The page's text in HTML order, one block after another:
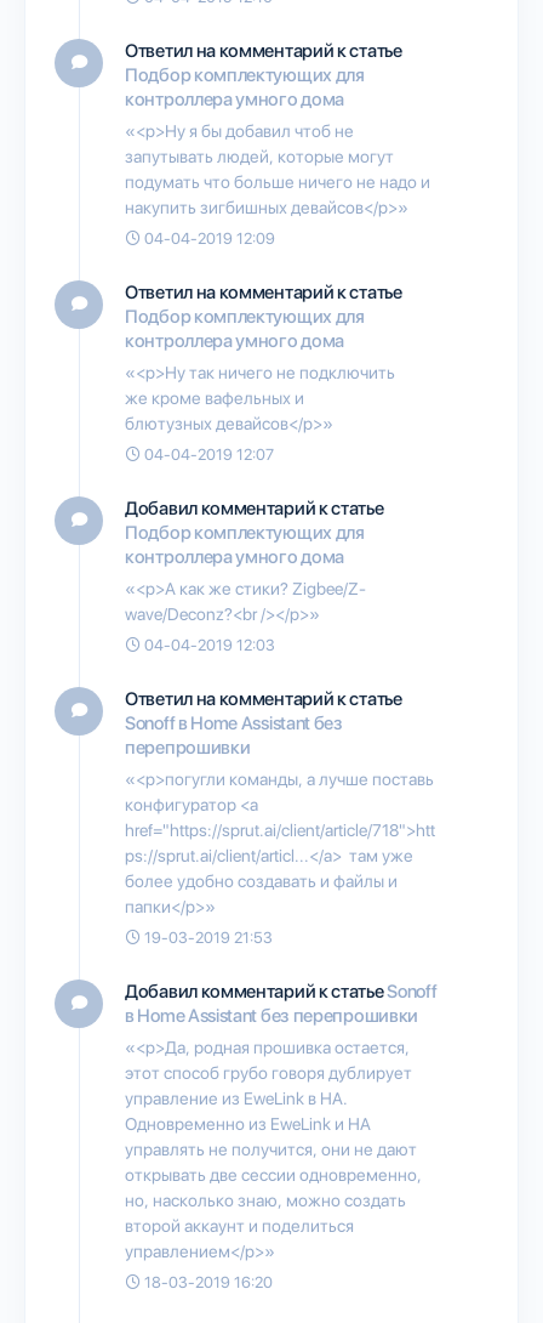
Ответил на комментарий к статье
Подбор комплектующих для
контроллера умного дома
«<p>Ну я бы добавил чтоб не
запутывать людей, которые могут
подумать что больше ничего не надо и
накупить зигбишных девайсов</p>»
04-04-2019 12:09
Ответил на комментарий к статье
Подбор комплектующих для
контроллера умного дома
«<p>Ну так ничего не подключить
же кроме вафельных и
блютузных девайсов</p>»
04-04-2019 12:07
Добавил комментарий к статье
Подбор комплектующих для
контроллера умного дома
«<p>А как же стики? Zigbee/Z-
wave/Deconz?<br /></p>»
04-04-2019 12:03
Ответил на комментарий к статье
Sonoff в Home Assistant без
перепрошивки
«<p>погугли команды, а лучше поставь
конфигуратор <a
href="https://sprut.ai/client/article/718">htt
ps://sprut.ai/client/articl...</a> там уже
более удобно создавать и файлы и
папки</p>»
19-03-2019 21:53
Добавил комментарий к статьеSonoff
в Home Assistant без перепрошивки
«<p>Да, родная прошивка остается,
этот способ грубо говоря дублирует
управление из EweLink в HA.
Одновременно из EweLink и HA
управлять не получится, они не дают
открывать две сессии одновременно,
но, насколько знаю, можно создать
второй аккаунт и поделиться
управлением</p>»
18-03-2019 16:20